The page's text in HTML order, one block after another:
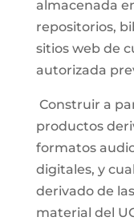
almacenada
repositorios,
sitios web de
autorizada
Construir a
productos
formatos
digitales, y
derivado de
material del